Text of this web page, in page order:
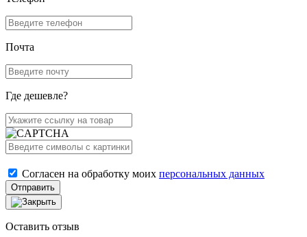
Почта
Где дешевле?
Согласен на обработку моих персональных данных
Отправить
Оставить отзыв